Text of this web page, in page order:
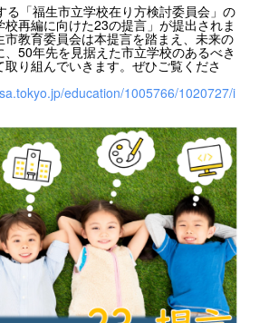
「福生市立学校在り方検討委員会」の
再編に向けた23の提言」が提出されま
市教育委員会は本提言を踏まえ、未来の
50年先を見据えた市立学校のあるべき
り組んでいきます。ぜひご覧くださ
education/1005766/1020727/i